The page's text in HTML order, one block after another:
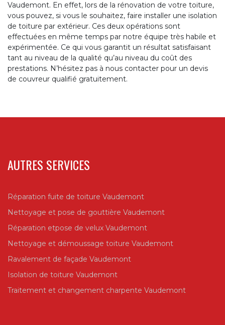
Vaudemont. En effet, lors de la rénovation de votre toiture,
vous pouvez, si vous le souhaitez, faire installer une isolation
de toiture par extérieur. Ces deux opérations sont
effectuées en même temps par notre équipe très habile et
expérimentée. Ce qui vous garantit un résultat satisfaisant
tant au niveau de la qualité qu’au niveau du coût des
prestations. N’hésitez pas à nous contacter pour un devis
de couvreur qualifié gratuitement.
AUTRES SERVICES
Réparation fuite de toiture Vaudemont
Nettoyage et pose de gouttière Vaudemont
Réparation etpose de velux Vaudemont
Nettoyage et démoussage toiture Vaudemont
Ravalement de façade Vaudemont
Isolation de toiture Vaudemont
Traitement et changement charpente Vaudemont